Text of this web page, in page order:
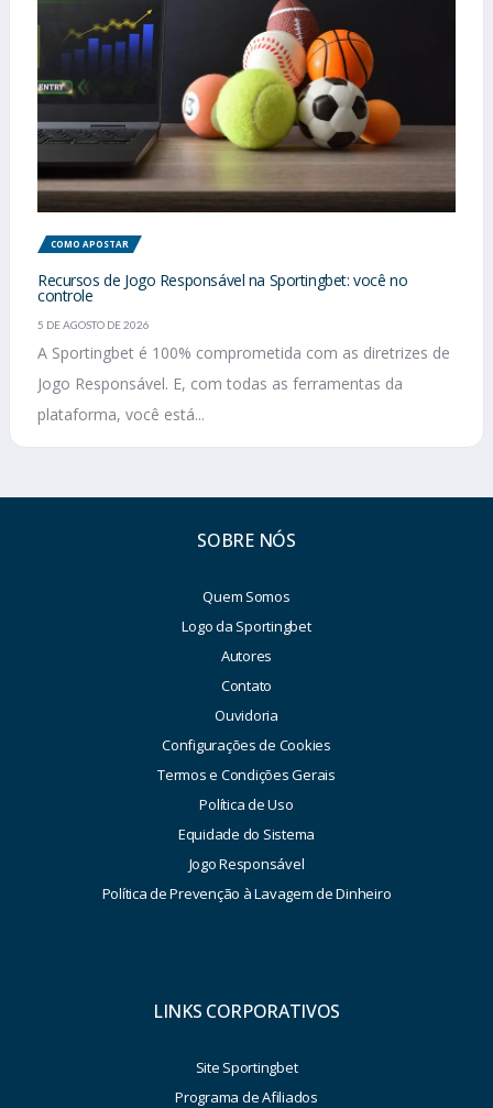
COMO APOSTAR
Recursos de Jogo Responsável na Sportingbet: você no
controle
5 DE AGOSTO DE 2026
A Sportingbet é 100% comprometida com as diretrizes de
Jogo Responsável. E, com todas as ferramentas da
plataforma, você está...
SOBRE NÓS
Quem Somos
Logo da Sportingbet
Autores
Contato
Ouvidoria
Configurações de Cookies
Termos e Condições Gerais
Política de Uso
Equidade do Sistema
Jogo Responsável
Política de Prevenção à Lavagem de Dinheiro
LINKS CORPORATIVOS
Site Sportingbet
Programa de Afiliados